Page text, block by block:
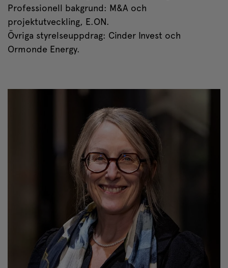
Professionell bakgrund: M&A och
projektutveckling, E.ON.
Övriga styrelseuppdrag: Cinder Invest och
Ormonde Energy.